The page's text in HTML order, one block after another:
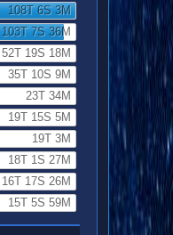
108T 6S 3M
103T 7S 36M
52T 19S 18M
35T 10S 9M
23T 34M
19T 15S 5M
19T 3M
18T 1S 27M
16T 17S 26M
15T 5S 59M